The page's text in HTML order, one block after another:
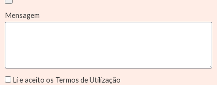
Mensagem
Li e aceito os Termos de Utilização